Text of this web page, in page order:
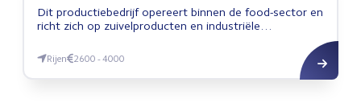
Dit productiebedrijf opereert binnen de food-sector en
richt zich op zuivelproducten en industriële
hygiëne- en kwaliteitsstandaarden en produceert op
industriële schaal.
Rijen 2600 - 4000
Operator Kaasproductie